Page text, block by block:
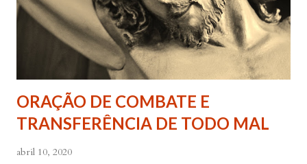
forças espirituais malignas que me amarram e
atormentam por meio desses sentimentos para que se
afastem de mim juntamente com todas as suas
tentações. Senhor Jesus, a partir de agora eu não
de impotência, de apego, de escravidão
sentimental, de devassidão, de adultério, de
ORAÇÃO DE COMBATE E
TRANSFERÊNCIA DE TODO MAL
abril 10, 2020